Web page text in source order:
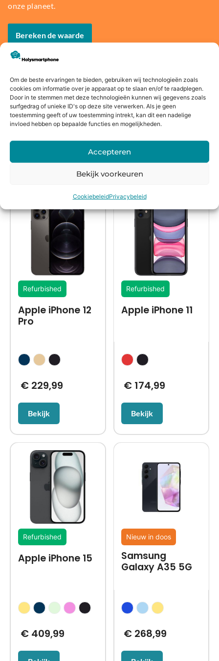
Om de beste ervaringen te bieden, gebruiken wij technologieën zoals
cookies om informatie over je apparaat op te slaan en/of te raadplegen.
Door in te stemmen met deze technologieën kunnen wij gegevens zoals
surfgedrag of unieke ID's op deze site verwerken. Als je geen
toestemming geeft of uw toestemming intrekt, kan dit een nadelige
invloed hebben op bepaalde functies en mogelijkheden.
Accepteren
Bekijk voorkeuren
CookiebeleidPrivacybeleid
onze planeet.
Bereken de waarde
Voor
16:00
besteld,
in huis*
14 dagen
bedenkte
rmijn
Fysieke
winkel
Webwink
el
keurmerk
Alternatieven
Refurbished
Apple iPhone 12
Pro
€229,99
Bekijk
Refurbished
Apple iPhone 11
€ 174,99
Bekijk
Refurbished
Apple iPhone 15
€409,99
Nieuw in doos
Samsung
Galaxy A35 5G
€ 268,99